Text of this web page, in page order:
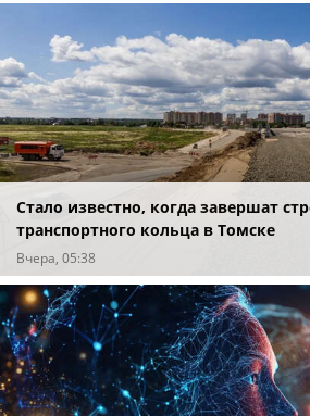
Стало известно, когда завершат
транспортного кольца в Томске
Вчера, 05:38